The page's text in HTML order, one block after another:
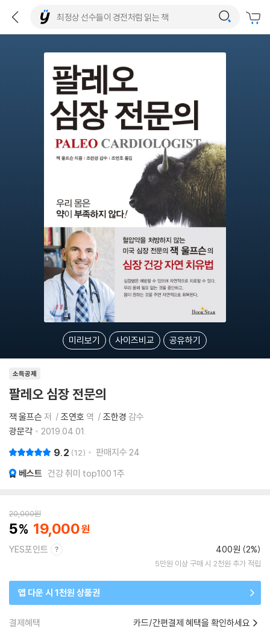
미리보기 사이즈비교 공유하기
소득공제
팔레오 심장 전문의
잭 울프슨 저 조연호 역 조한경 감수
광문각
2019.04.01.
9.2 12 판매지수 24
베스트 건강 취미 top100 1주
20,000원
5 19,000
YES포인트 400원 (2%)
5만원 이상 구매 시 2천원 추가 적립
앱 다운 시 1천원 상품권
결제혜택 카드/간편결제 혜택을 확인하세요